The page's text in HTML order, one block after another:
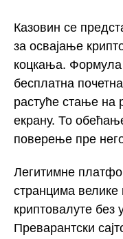
Казовин се
за освајање
коцкања.
бесплатна
растуће стање на
екрану. То
поверење пре
Легитимне
странцима велике
криптовалуте без
Преварантски